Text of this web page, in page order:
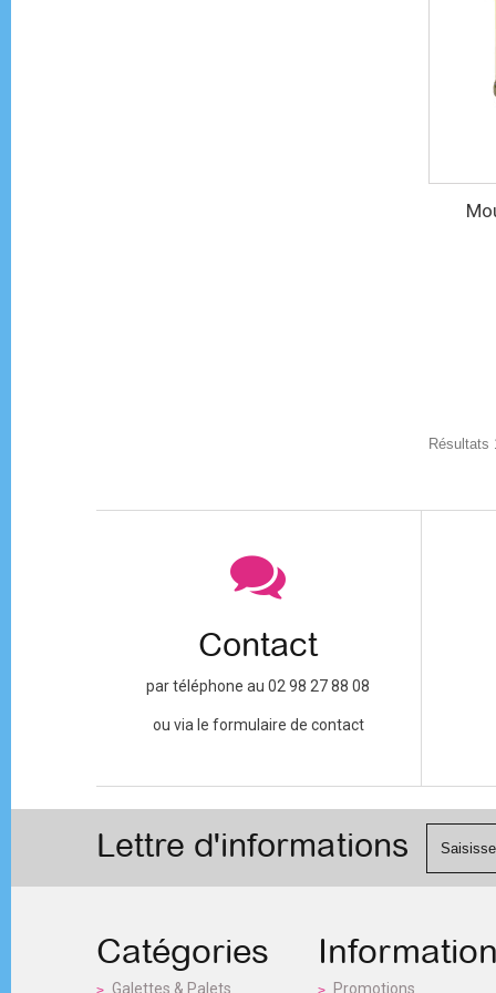
Résultats
Contact
par téléphone au 02 98 27 88 08
ou via le formulaire de contact
Lettre d'informations
Catégories
Galettes & Palets Promotions